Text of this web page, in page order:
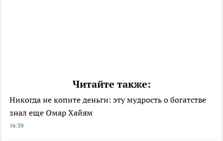
Читайте также:
Никогда не копите деньги: эту мудрость о богатстве
знал еще Омар Хайям
16:39